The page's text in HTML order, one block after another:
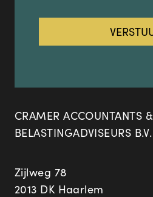
CRAMER ACCOUNTANTS &
BELASTINGADVISEURS B.V.
Zijlweg 78
2013 DK Haarlem